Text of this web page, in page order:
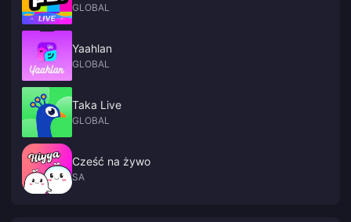
GLOBAL
Yaahlan
GLOBAL
Taka Live
GLOBAL
Cześć na żywo
SA